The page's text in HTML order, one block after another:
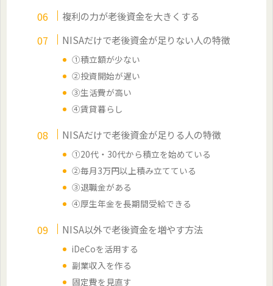
複利の力が老後資金を大きくする
NISAだけで老後資金が足りない人の特徴
①積立額が少ない
②投資開始が遅い
③生活費が高い
④賃貸暮らし
NISAだけで老後資金が足りる人の特徴
①20代・30代から積立を始めている
②毎月3万円以上積み立てている
③退職金がある
④厚生年金を長期間受給できる
NISA以外で老後資金を増やす方法
iDeCoを活用する
副業収入を作る
固定費を見直す